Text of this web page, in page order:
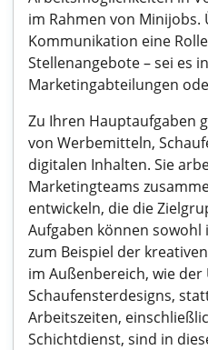
im Rahmen von
Kommunikation eine
Stellenangebote – sei es
Marketingabteilungen
Zu Ihren Hauptaufgaben
von Werbemitteln,
digitalen Inhalten. Sie
Marketingteams
entwickeln, die die
Aufgaben können
zum Beispiel der
im Außenbereich, wie der
Schaufensterdesigns,
Arbeitszeiten,
Schichtdienst, sind in